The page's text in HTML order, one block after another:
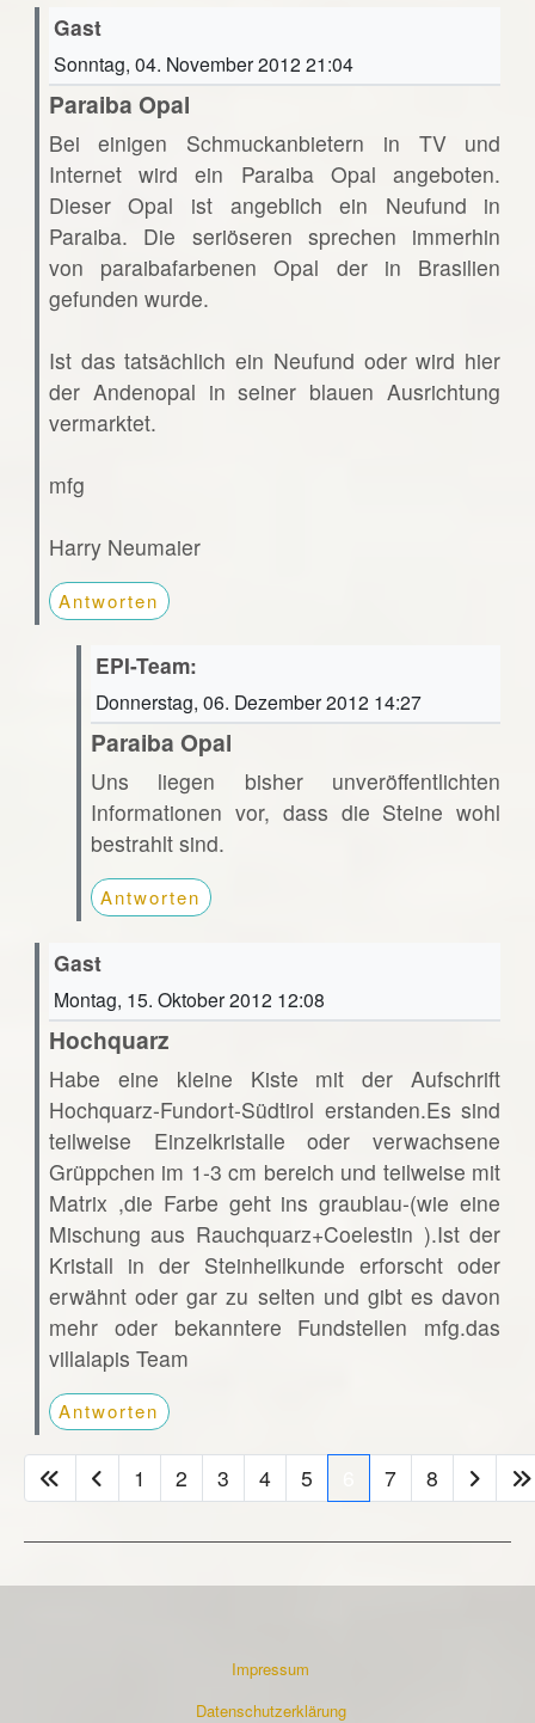
Gast
Sonntag, 04. November 2012 21:04
Paraiba Opal
Bei einigen Schmuckanbietern in TV und
Internet wird ein Paraiba Opal angeboten.
Dieser Opal ist angeblich ein Neufund in
Paraiba. Die seriöseren sprechen immerhin
von paraibafarbenen Opal der in Brasilien
gefunden wurde.
Ist das tatsächlich ein Neufund oder wird hier
der Andenopal in seiner blauen Ausrichtung
vermarktet.
mfg
Harry Neumaier
Antworten
EPI-Team:
Donnerstag, 06. Dezember 2012 14:27
Paraiba Opal
Uns liegen bisher unveröffentlichten
Informationen vor, dass die Steine wohl
bestrahlt sind.
Antworten
Gast
Montag, 15. Oktober 2012 12:08
Hochquarz
Habe eine kleine Kiste mit der Aufschrift
Hochquarz-Fundort-Südtirol erstanden.Es sind
teilweise Einzelkristalle oder verwachsene
Grüppchen im 1-3 cm bereich und teilweise mit
Matrix ,die Farbe geht ins graublau-(wie eine
Mischung aus Rauchquarz+Coelestin ).Ist der
Kristall in der Steinheilkunde erforscht oder
erwähnt oder gar zu selten und gibt es davon
mehr oder bekanntere Fundstellen mfg.das
villalapis Team
Antworten
1 2 3 4 5 7 8
Impressum
Datenschutzerklärung